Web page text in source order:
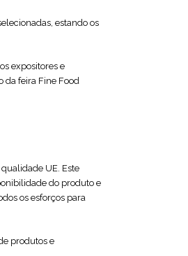
estando os
expositores e
da feira Fine Food
UE. Este
do produto e
os esforços para
produtos e